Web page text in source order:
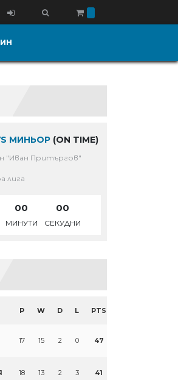
МИНЬОР (ON TIME)
"Иван Притъргов"
лига
00
МИНУТИ
00
СЕКУДНИ
P W D L PTS
17 15 2 0 47
18 13 2 3 41